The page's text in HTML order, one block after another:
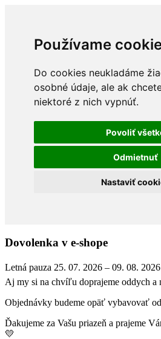
Používame
Do cookies neukladáme
osobné údaje, ale ak
niektoré z nich vypnúť.
Povoliť
Odmietnuť
Nastaviť
Dovolenka v e-shope
Letná pauza 25. 07. 2026 – 09. 08.
Aj my si na chvíľu doprajeme oddych a
Objednávky budeme opäť vybavovať
Ďakujeme za Vašu priazeň a prajeme
💛